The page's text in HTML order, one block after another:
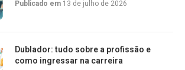
Publicado em 13 de julho de 2026
Dublador: tudo sobre a profissão e
como ingressar na carreira